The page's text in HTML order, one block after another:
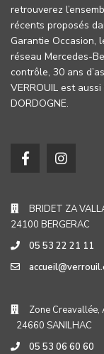
retrouverez
récents proposés
Garantie Occasion,
réseau Mercedes-
contrôle, 30 ans
VERROUIL est
DORDOGNE.
BRIDET ZA
24100 BERGERAC
05 53 22 21 11
Zone Creavallée,
24660 SANILHAC
05 53 06 60 60